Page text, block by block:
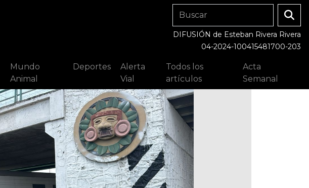
DIFUSIÓN de Esteban Rivera Rivera
04-2024-100415481700-203
Mundo
Animal
Deportes
Alerta
Vial
Todos los
artículos
Acta
Semanal